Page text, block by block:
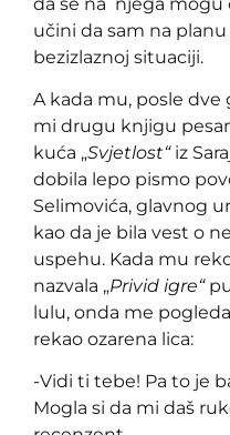
učini da sam na
bezizlaznoj situaciji.
A kada mu, posle dve
mi drugu knjigu
kuća „Svjetlost“iz
dobila lepo pismo
Selimovića, glavnog
kao da je bila vest o
uspehu. Kada mu
nazvala „Privid igre“
lulu, onda me
rekao ozarena lica:
-Vidi ti tebe! Pa to je
Mogla si da mi daš